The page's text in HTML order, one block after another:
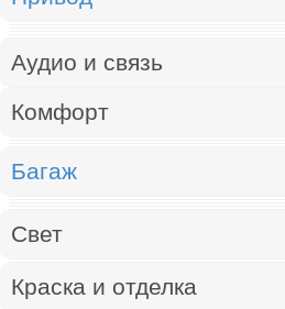
Аудио и связь
Комфорт
Багаж
Свет
Краска и отделка